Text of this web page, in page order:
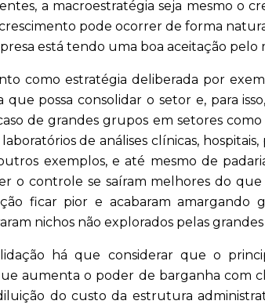
a macroestratégia seja mesmo o
pode ocorrer de forma
está tendo uma boa aceitação pelo
como estratégia deliberada por
possa consolidar o setor e, para
de grandes grupos em setores
de análises clínicas,
exemplos, e até mesmo de
o controle se saíram melhores do
ficar pior e acabaram amargando
nichos não explorados pelas grandes
há que considerar que o
aumenta o poder de barganha com
do custo da estrutura